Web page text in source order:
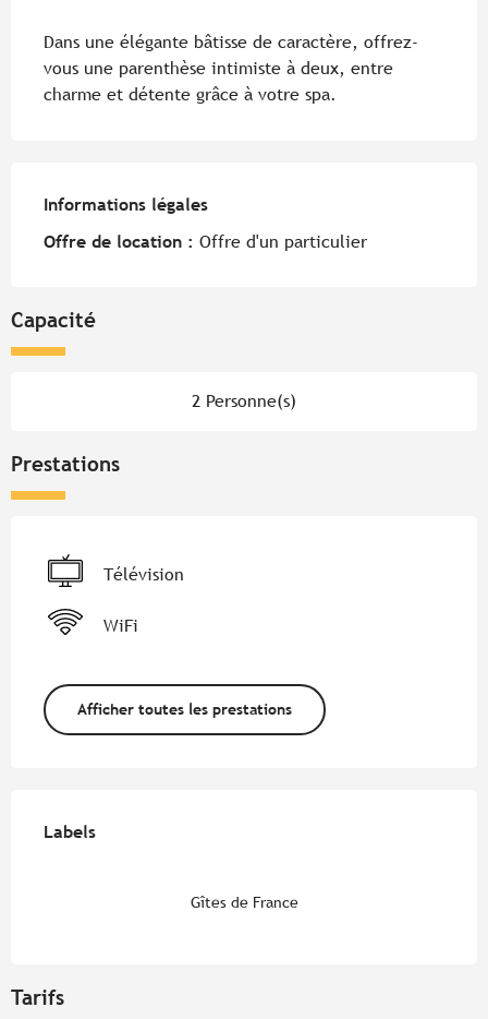
Dans une élégante bâtisse de caractère, offrez-
vous une parenthèse intimiste à deux, entre
charme et détente grâce à votre spa.
Informations légales
Informations légales
Offre de location : Offre d'un particulier
Capacité
2 Personne(s)
Prestations
Télévision
WiFi
Afficher toutes les prestations
Labels
Labels
Gîtes de France
Tarifs